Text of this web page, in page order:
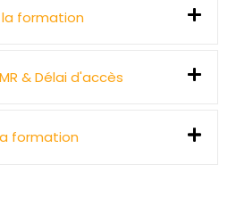
formation
& Délai d'accès
formation